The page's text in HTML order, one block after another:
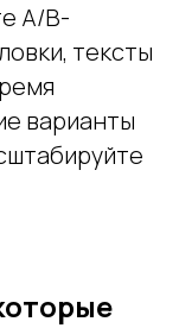
A/B-
тексты
варианты